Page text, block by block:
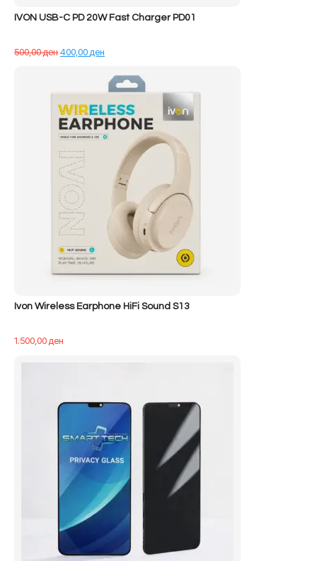
IVON USB-C PD 20W Fast Charger PD01
500,00денÇmimi
400,00ден
tanishëm
është:
Ivon Wireless Earphone HiFi Sound S13
1.500,00ден